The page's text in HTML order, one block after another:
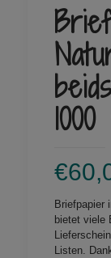
€
Briefpapier
bietet viele
Listen.